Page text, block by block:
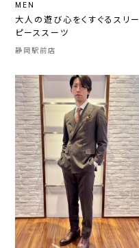
MEN
大人の遊び心をくすぐるスリー
ピーススーツ
静岡駅前店